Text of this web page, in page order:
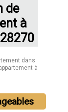
de
à
dans
à